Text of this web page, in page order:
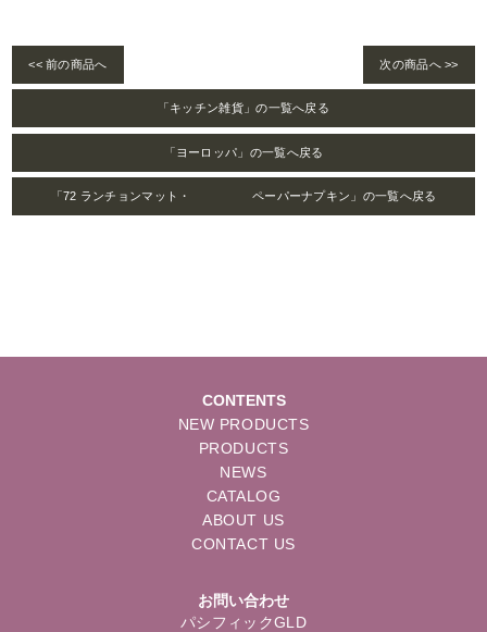
<< 前の商品へ 次の商品へ >>
「キッチン雑貨」の一覧へ戻る
「ヨーロッパ」の一覧へ戻る
「72 ランチョンマット・ ペーパーナプキン」の一覧へ戻る
CONTENTS
NEW PRODUCTS
PRODUCTS
NEWS
CATALOG
ABOUT US
CONTACT US
お問い合わせ
パシフィックGLD